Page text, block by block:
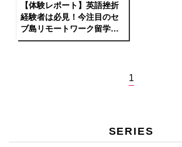
【体験レポート】英語挫折
経験者は必見！今注目のセ
ブ島リモートワーク留学
へ！
1
SERIES